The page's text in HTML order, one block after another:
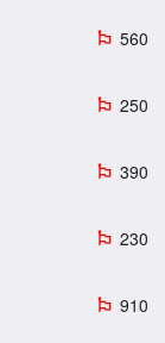
emoji_flags 560
emoji_flags 250
emoji_flags 390
emoji_flags 230
emoji_flags 910